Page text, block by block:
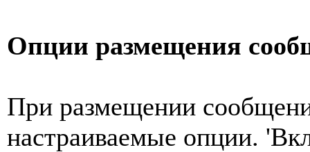
Опции размещения
При размещении
настраиваемые опции.